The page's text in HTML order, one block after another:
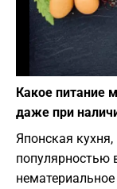
Какое питание
даже при
Японская
популярностью